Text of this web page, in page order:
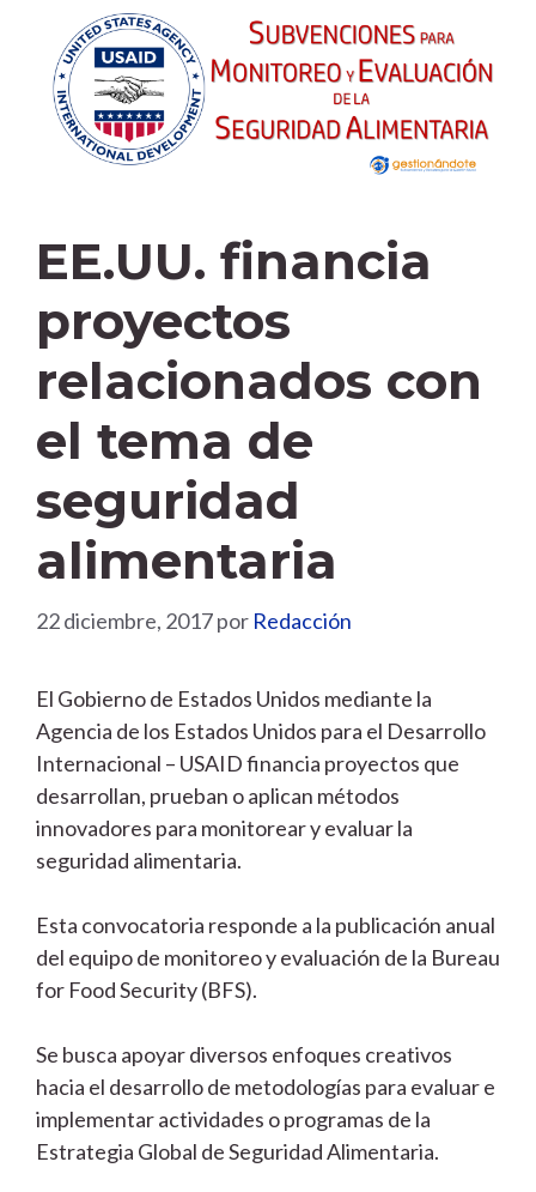
EE.UU. financia
proyectos
relacionados con
el tema de
seguridad
alimentaria
22 diciembre, 2017por Redacción
El Gobierno de Estados Unidos mediante la
Agencia de los Estados Unidos para el Desarrollo
Internacional – USAID financia proyectos que
desarrollan, prueban o aplican métodos
innovadores para monitorear y evaluar la
seguridad alimentaria.
Esta convocatoria responde a la publicación anual
del equipo de monitoreo y evaluación de la Bureau
for Food Security (BFS).
Se busca apoyar diversos enfoques creativos
hacia el desarrollo de metodologías para evaluar e
implementar actividades o programas de la
Estrategia Global de Seguridad Alimentaria.